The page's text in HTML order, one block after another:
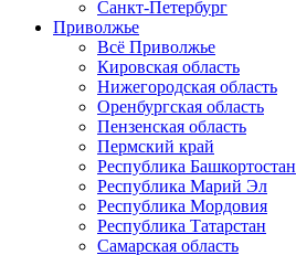
Санкт-Петербург
Приволжье
Всё Приволжье
Кировская область
Нижегородская область
Оренбургская область
Пензенская область
Пермский край
Республика Башкортостан
Республика Марий Эл
Республика Мордовия
Республика Татарстан
Самарская область